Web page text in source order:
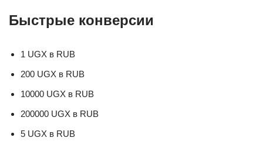
Быстрые конверсии
1 UGX в RUB
200 UGX в RUB
10000 UGX в RUB
200000 UGX в RUB
5 UGX в RUB